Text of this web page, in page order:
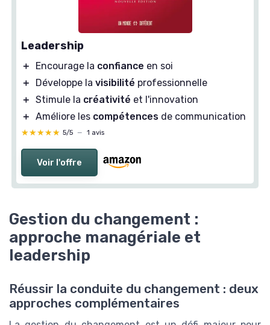
Leadership
＋ Encourage la confiance en soi
＋
Développe la visibilité professionnelle
＋ Stimule la créativité et l'innovation
＋ Améliore les compétences de communication
★★★★★
★★★★★ 5/5 — 1 avis
Voir l'offre
Gestion du changement :
approche managériale et
leadership
Réussir la conduite du changement : deux
approches complémentaires